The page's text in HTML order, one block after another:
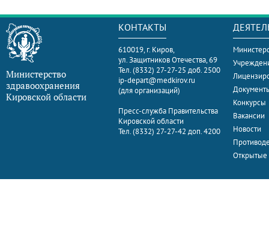
Министерство
здравоохранения
Кировской области
КОНТАКТЫ
610019, г. Киров,
ул. Защитников Отечества, 69
Тел. (8332) 27-27-25 доб. 2500
ip-depart@medkirov.ru
(для организаций)
Пресс-служба Правительства
Кировской области
Тел. (8332) 27-27-42 доп. 4200
Конкурсы
Вакансии
Новости